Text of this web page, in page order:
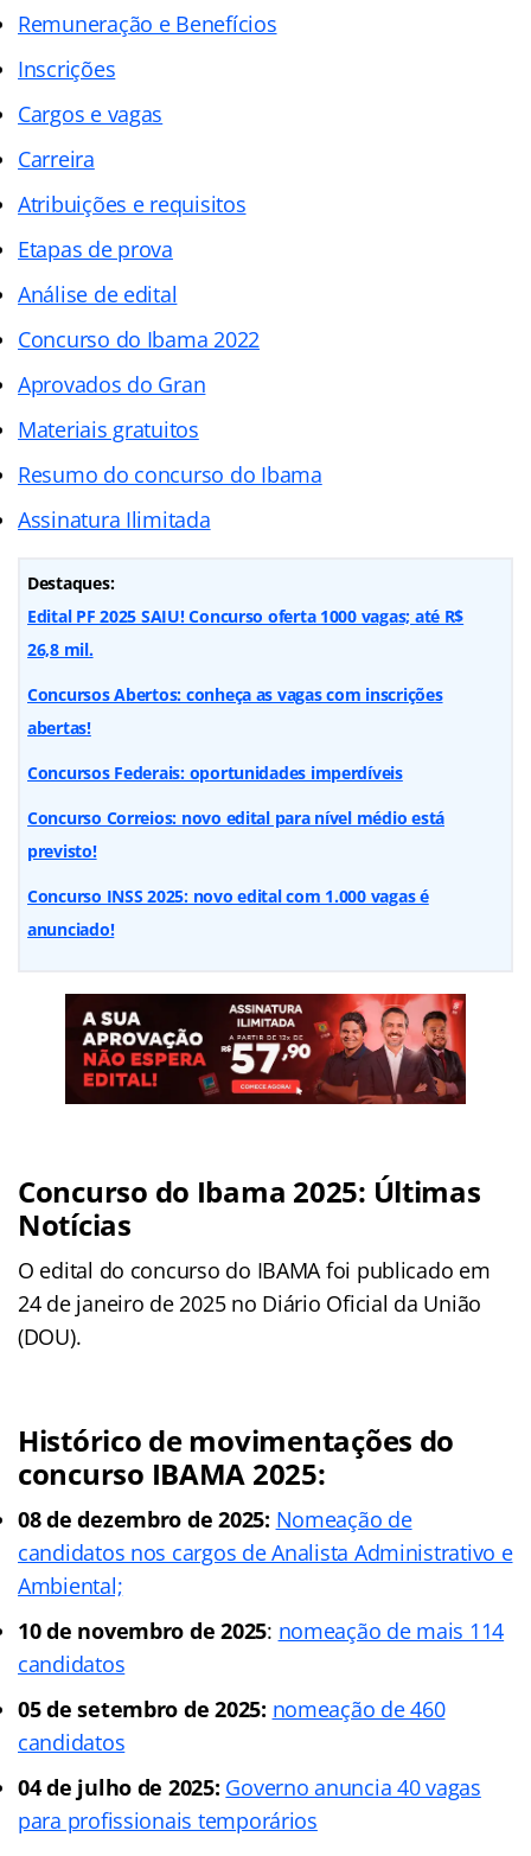
Remuneração e Benefícios
Inscrições
Cargos e vagas
Carreira
Atribuições e requisitos
Etapas de prova
Análise de edital
Concurso do Ibama 2022
Aprovados do Gran
Materiais gratuitos
Resumo do concurso do Ibama
Assinatura Ilimitada
Destaques:
Edital PF 2025 SAIU! Concurso oferta 1000 vagas; até R$
26,8 mil.
Concursos Abertos: conheça as vagas com inscrições
abertas!
Concursos Federais: oportunidades imperdíveis
Concurso Correios: novo edital para nível médio está
previsto!
Concurso INSS 2025: novo edital com 1.000 vagas é
anunciado!
Concurso do Ibama 2025: Últimas
Notícias
O edital do concurso do IBAMA foi publicado em
24 de janeiro de 2025 no Diário Oficial da União
(DOU).
Histórico de movimentações do
concurso IBAMA 2025:
08 de dezembro de 2025: Nomeação de
candidatos nos cargos de Analista Administrativo e
Ambiental;
10 de novembro de 2025: nomeação de mais 114
candidatos
05 de setembro de 2025: nomeação de 460
candidatos
04 de julho de 2025: Governo anuncia 40 vagas
para profissionais temporários